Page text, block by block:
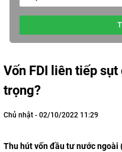
Vốn FDI liên tiếp
trọng?
Chủ nhật - 02/10/2022 11:29
Thu hút vốn đầu tư nước ngoài